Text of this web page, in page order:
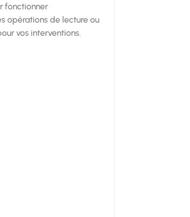
fonctionner
opérations de lecture ou
vos interventions.